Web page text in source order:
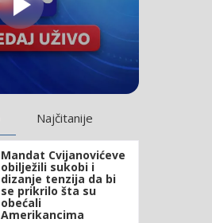
Najčitanije
Mandat Cvijanovićeve
obilježili sukobi i
dizanje tenzija da bi
se prikrilo šta su
obećali
Amerikancima